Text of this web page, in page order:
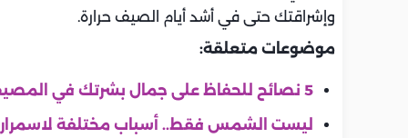
وإشراقتك حتى في أشد أيام الصيف حرارة.
موضوعات متعلقة:
5 نصائح للحفاظ على جمال بشرتك في المصيف
ليست الشمس فقط.. أسباب مختلفة